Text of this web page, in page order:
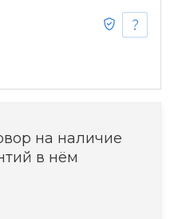
на наличие
в нём